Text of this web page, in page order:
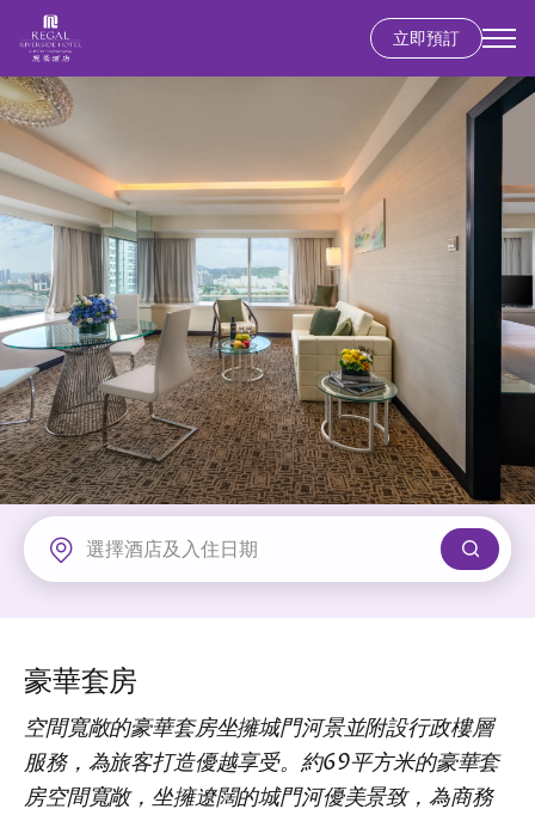
移
至
主
內
容
立即預訂
香港島
富豪香港酒店
九龍
富豪九龍酒店
新界
富豪機場酒店
豪華套房
空間寬敞的豪華套房坐擁城門河景並附設行政樓層
服務，為旅客打造優越享受。約69平方米的豪華套
房空間寬敞，坐擁遼闊的城門河優美景致，為商務